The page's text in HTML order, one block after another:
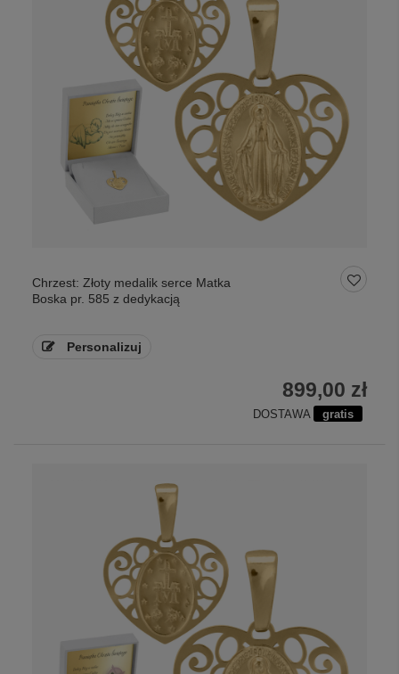
Chrzest: Złoty medalik serce Matka
Boska pr. 585 z dedykacją
Personalizuj
899,00 zł
DOSTAWA gratis